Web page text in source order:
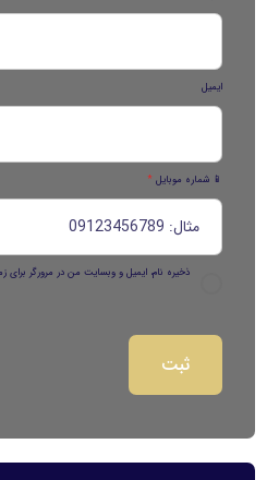
ایمیل
📱 شماره موبایل *
ذخیره نام، ایمیل و وبسایت من در مرورگر برای